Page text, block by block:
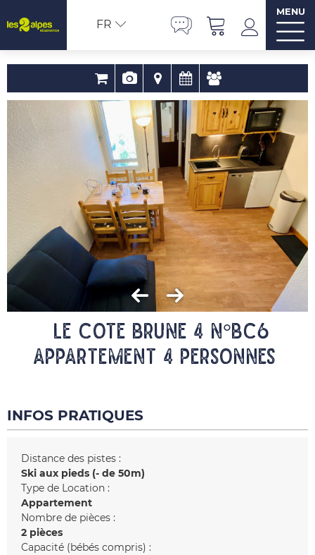
FR
MENU
LE COTE BRUNE 4 N°BC6
Appartement 4 personnes
INFOS PRATIQUES
Distance des pistes :
Ski aux pieds (- de 50m)
Type de Location :
Appartement
Nombre de pièces :
2 pièces
Capacité (bébés compris) :